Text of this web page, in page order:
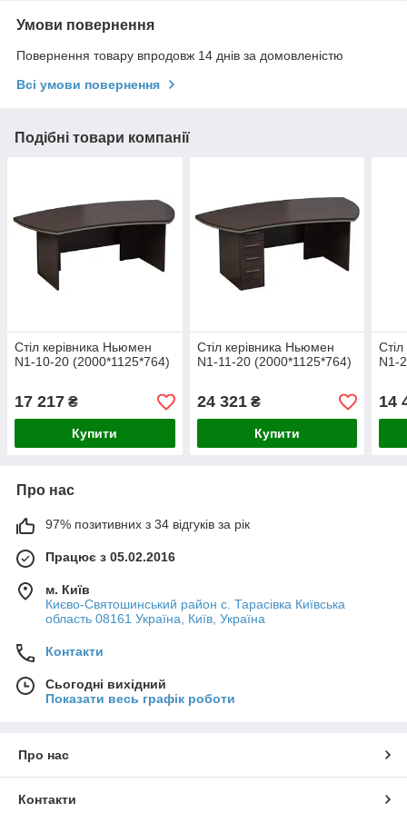
Умови повернення
Повернення товару впродовж 14 днів за домовленістю
Всі умови повернення
Подібні товари компанії
Стіл керівника Ньюмен
N1-10-20 (2000*1125*764)
17 217 ₴
Купити
Стіл керівника Ньюмен
N1-11-20 (2000*1125*764)
24 321₴
Купити
N1-
14
Про нас
97% позитивних з 34 відгуків за рік
Працює з 05.02.2016
м. Київ
Києво-Святошинський район с. Тарасівка Київська
область 08161 Україна, Київ, Україна
Контакти
Сьогодні вихідний
Показати весь графік роботи
Про нас
Контакти